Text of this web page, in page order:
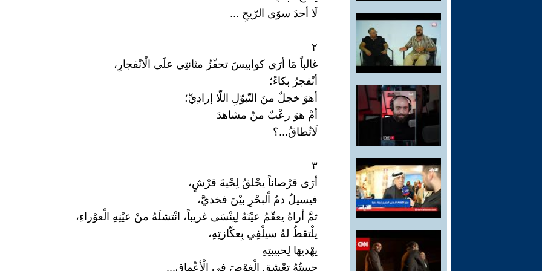
لَا أحدَ سوَى الرّيحِ ...
٢
غالباً مَا أرَى كوابيسَ تحفّزُ مثانتِي علَى الْانْفجارِ،
أنْفجرُ بكاءً؛
أهوَ خجلٌ منَ التّبوّلِ اللّا إرادِيِّ؛
أمْ هوَ رعْبٌ منْ مشاهدَ
لَاتُطاقُ...؟
٣
أرَى قرْصاناً يحْلقُ لِحْيةَ قرْشٍ،
فيسيلُ دمُ اْلبحْرِ بيْنَ فخديَّ،
ثمَّ أراهُ يعقّمُ عيْنَهُ لِينْسَى غريباً، انْتشلَهُ منْ عيْنِهِ الْعوْراءِ،
يلْتقطُ لهُ سيلْفِي بِعكّازتِهِ،
يهْديهَا لِحبيبتِهِ
حبيبتُهُ تعْشق الْغوْصَ فِي الْأعْماقِ...